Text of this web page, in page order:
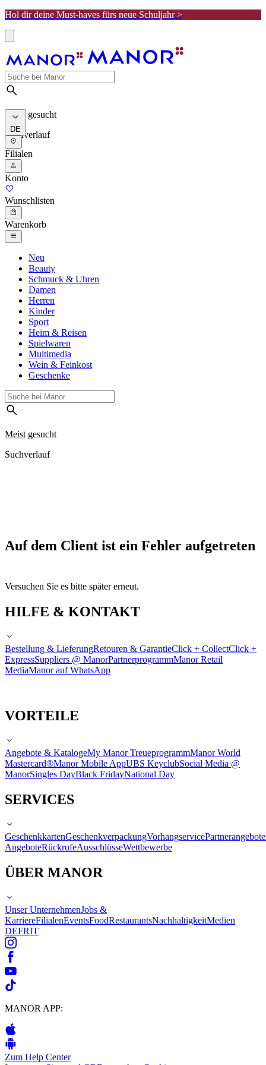
Hol dir deine Must-haves fürs neue Schuljahr >
Meist gesucht
Suchverlauf
DE
Filialen
Konto
Wunschlisten
Warenkorb
Neu
Beauty
Schmuck & Uhren
Damen
Herren
Kinder
Sport
Heim & Reisen
Spielwaren
Multimedia
Wein & Feinkost
Geschenke
Meist gesucht
Suchverlauf
Auf dem Client ist ein Fehler aufgetreten
Versuchen Sie es bitte später erneut.
HILFE & KONTAKT
Bestellung & LieferungRetouren & GarantieClick + CollectClick +
ExpressSuppliers @ ManorPartnerprogrammManor Retail
MediaManor auf WhatsApp
VORTEILE
Angebote & KatalogeMy Manor TreueprogrammManor World
Mastercard®Manor Mobile AppUBS KeyclubSocial Media @
ManorSingles DayBlack FridayNational Day
SERVICES
GeschenkkartenGeschenkverpackungVorhangservicePartnerangebote
AngeboteRückrufeAusschlüsseWettbewerbe
ÜBER MANOR
Unser UnternehmenJobs &
KarriereFilialenEventsFoodRestaurantsNachhaltigkeitMedien
DEFRIT
MANOR APP:
Zum Help Center